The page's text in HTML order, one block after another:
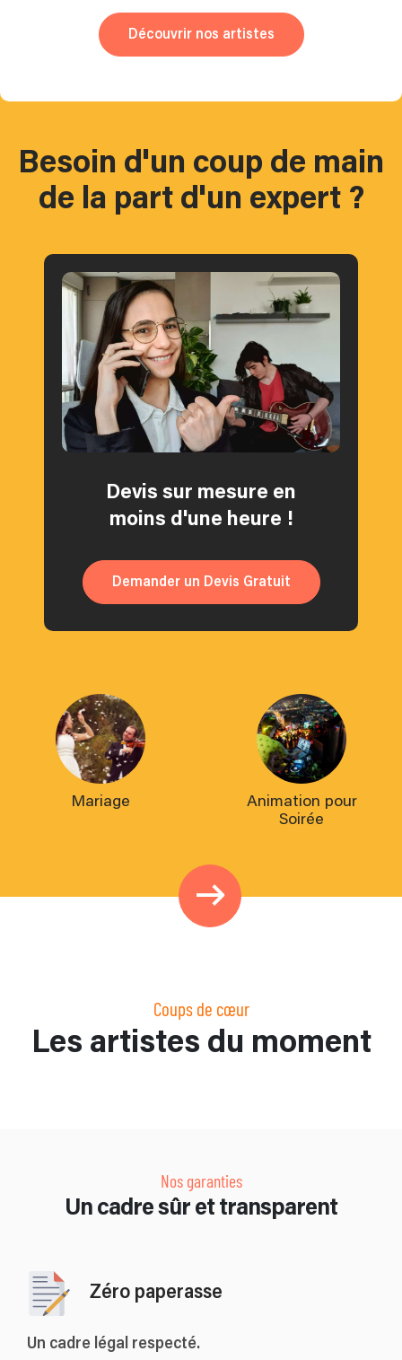
Découvrir nos artistes
Besoin d'un coup de main
de la part d'un expert ?
Devis sur mesure en
moins d'une heure !
Demander un Devis Gratuit
Mariage
Animation pour
Soirée
Coups de cœur
Les artistes du moment
Nos garanties
Un cadre sûr et transparent
Zéro paperasse
Un cadre légal respecté.